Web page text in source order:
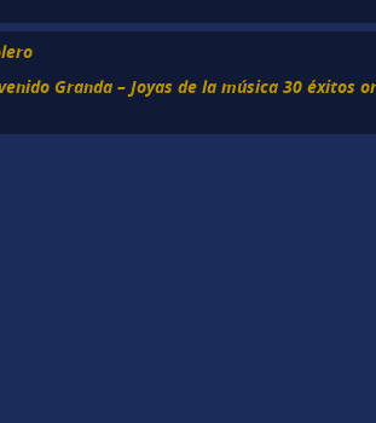
Granda – Joyas de la música 30 éxitos